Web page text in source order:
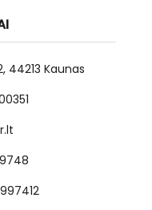
44213 Kaunas